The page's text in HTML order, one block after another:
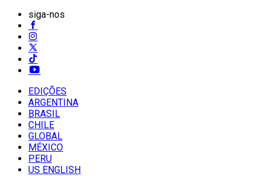
siga-nos
EDIÇÕES
ARGENTINA
BRASIL
CHILE
GLOBAL
MÉXICO
PERU
US ENGLISH